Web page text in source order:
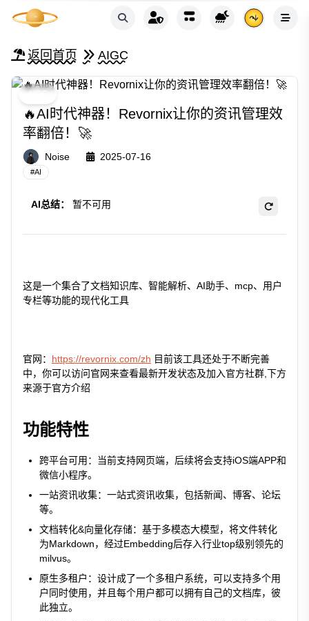
返回首页 AIGC
AIGC
🔥AI时代神器！Revornix让你的资讯管理效
率翻倍！🚀
Noise 2025-07-16
#AI
AI总结： 暂不可用
这是一个集合了文档知识库、智能解析、AI助手、mcp、用户
专栏等功能的现代化工具
官网： https://revornix.com/zh 目前该工具还处于不断完善
中，你可以访问官网来查看最新开发状态及加入官方社群,下方
来源于官方介绍
功能特性
跨平台可用：当前支持网页端，后续将会支持iOS端APP和
微信小程序。
一站资讯收集：一站式资讯收集，包括新闻、博客、论坛
等。
文档转化&向量化存储：基于多模态大模型，将文件转化
为Markdown，经过Embedding后存入行业top级别领先的
milvus。
原生多租户：设计成了一个多租户系统，可以支持多个用
户同时使用，并且每个用户都可以拥有自己的文档库，彼
此独立。